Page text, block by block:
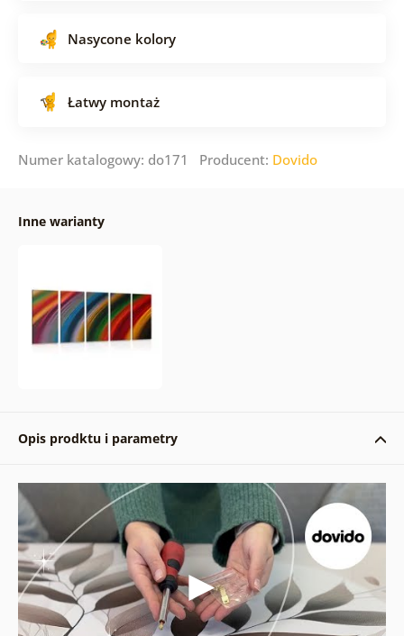
Nasycone kolory
Łatwy montaż
Numer katalogowy: do171 Producent: Dovido
Inne warianty
Opis prodktu i parametry